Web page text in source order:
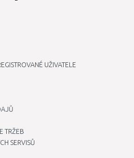
UŽIVATELE
TRŽEB
SERVISŮ